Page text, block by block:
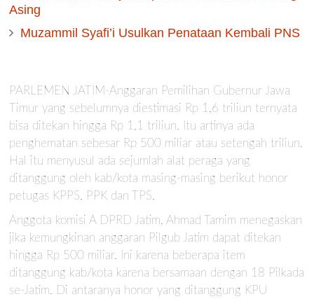
Asing
Muzammil Syafi’i Usulkan Penataan Kembali PNS
PARLEMEN JATIM-Anggaran Pemilihan Gubernur Jawa
Timur yang sebelumnya diestimasi Rp 1,6 triliun ternyata
bisa ditekan hingga Rp 1,1 triliun. Itu artinya ada
penghematan sebesar Rp 500 miliar atau setengah triliun.
Hal itu menyusul ada sejumlah alat peraga yang
ditanggung oleh kab/kota masing-masing berikut honor
petugas KPPS, PPK dan TPS.
Anggota komisi A DPRD Jatim, Ahmad Tamim menegaskan
jika kemungkinan anggaran Pilgub Jatim dapat ditekan
hingga Rp 500 miliar. Ini karena beberapa item
ditanggung kab/kota karena bersamaan dengan 18 Pilkada
se-Jatim. Di antaranya honor yang ditanggung KPU